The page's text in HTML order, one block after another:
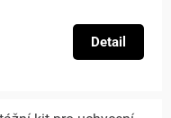
Detail